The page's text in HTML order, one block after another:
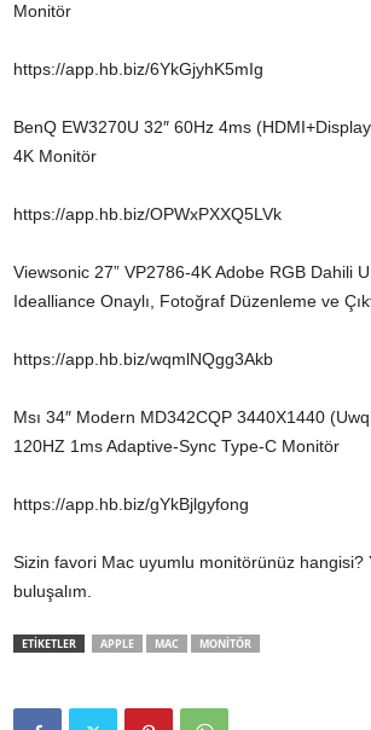
Monitör
https://app.hb.biz/6YkGjyhK5mIg
BenQ EW3270U 32″ 60Hz 4ms
4K Monitör
https://app.hb.biz/OPWxPXXQ5LVk
Viewsonic 27” VP2786-4K Adobe RGB Dahili
Idealliance Onaylı, Fotoğraf Düzenleme ve
https://app.hb.biz/wqmlNQgg3Akb
Msı 34″ Modern MD342CQP 3440X1440
120HZ 1ms Adaptive-Sync Type-C Monitör
https://app.hb.biz/gYkBjlgyfong
Sizin favori Mac uyumlu monitörünüz hangisi?
buluşalım.
ETİKETLER APPLE MAC MONITÖR